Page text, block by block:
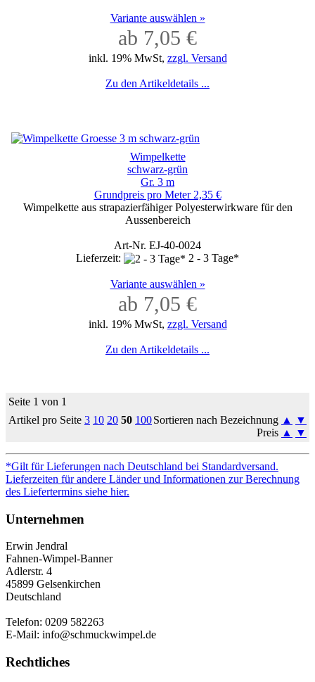
Variante auswählen »
ab 7,05 €
inkl. 19% MwSt, zzgl. Versand
Zu den Artikeldetails ...
Wimpelkette
schwarz-grün
Gr. 3 m
Grundpreis pro Meter 2,35 €
Wimpelkette aus strapazierfähiger Polyesterwirkware für den
Aussenbereich
Art-Nr. EJ-40-0024
Lieferzeit:
2 - 3 Tage*
Variante auswählen »
ab 7,05 €
inkl. 19% MwSt, zzgl. Versand
Zu den Artikeldetails ...
Seite 1 von 1
Artikel pro Seite 3 10 20 50 100Sortieren nach Bezeichnung ▲
▼
Preis ▲ ▼
*Gilt für Lieferungen nach Deutschland bei Standardversand.
Lieferzeiten für andere Länder und Informationen zur Berechnung
des Liefertermins siehe hier.
Unternehmen
Erwin Jendral
Fahnen-Wimpel-Banner
Adlerstr. 4
45899 Gelsenkirchen
Deutschland
Telefon: 0209 582263
E-Mail: info@schmuckwimpel.de
Rechtliches